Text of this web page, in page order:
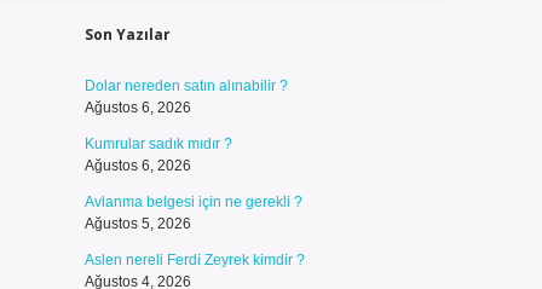
Son Yazılar
Dolar nereden satın alınabilir ?
Ağustos 6, 2026
Kumrular sadık mıdır ?
Ağustos 6, 2026
Avlanma belgesi için ne gerekli ?
Ağustos 5, 2026
Aslen nereli Ferdi Zeyrek kimdir ?
Ağustos 4, 2026